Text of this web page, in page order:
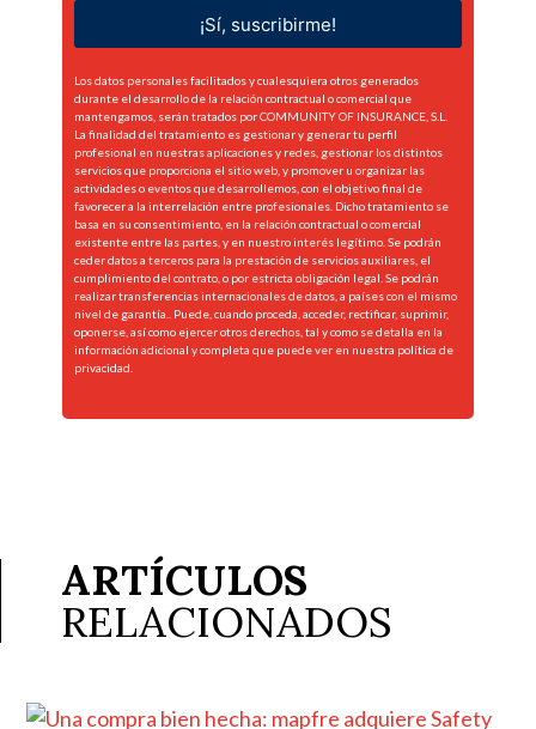
¡Sí, suscribirme!
Los datos personales facilitados y cualesquiera otros generados
durante el desarrollo de la relación contractual o comercial que
mantengamos, serán tratados por COMMUNITY OF INSURANCE, S.L.
La finalidad del tratamiento es gestionar y generar tu perfil
profesional en nuestras aplicaciones y redes, gestionar los distintos
servicios que proporciona el sitio web, y promover u organizar las
actividades o eventos que desarrollemos, con el objetivo final de
favorecer a la interrelación entre profesionales. Dicho tratamiento se
basa en su consentimiento, en la relación contractual o comercial
existente entre las partes, y en nuestro interés legítimo. Se podrán
ceder datos a terceros para la prestación de servicios auxiliares, el
cumplimiento del contrato, o por estricta obligación legal. Se podrán
realizar transferencias internacionales de datos, a países con el mismo
nivel de garantía.. Puede, cuando proceda, acceder, rectificar, suprimir,
oponerse, así como ejercer otros derechos, tal y como se detalla en la
información adicional y completa que puede ver en nuestra política de
privacidad.
ARTÍCULOS
RELACIONADOS